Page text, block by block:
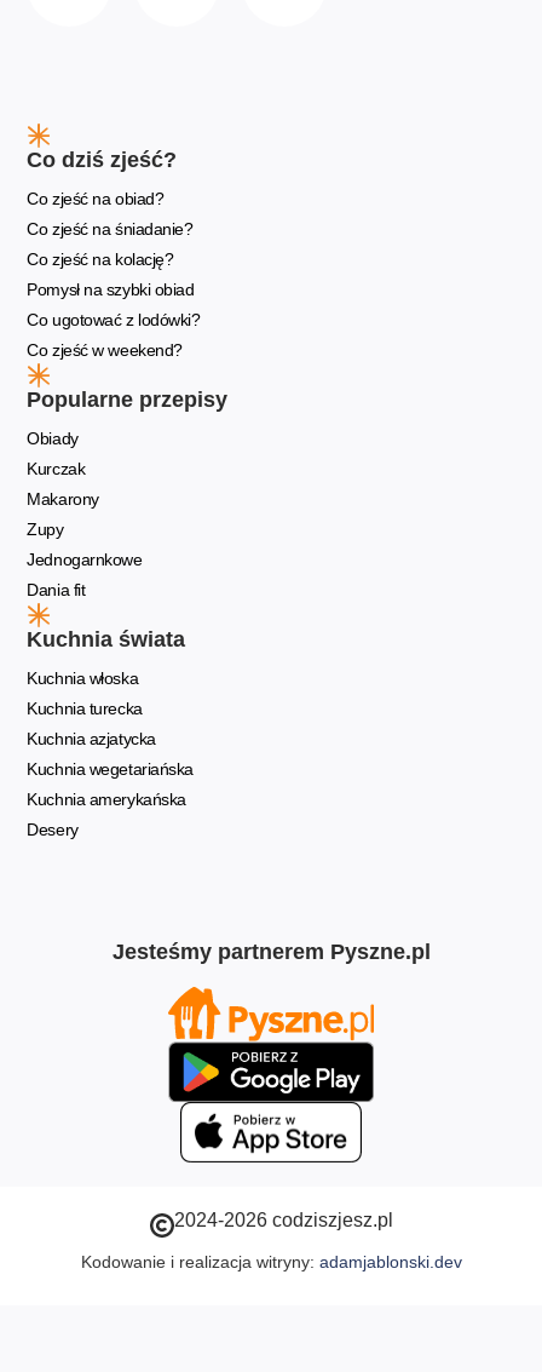
Co dziś zjeść?
Co zjeść na obiad?
Co zjeść na śniadanie?
Co zjeść na kolację?
Pomysł na szybki obiad
Co ugotować z lodówki?
Co zjeść w weekend?
Popularne przepisy
Obiady
Kurczak
Makarony
Zupy
Jednogarnkowe
Dania fit
Kuchnia świata
Kuchnia włoska
Kuchnia turecka
Kuchnia azjatycka
Kuchnia wegetariańska
Kuchnia amerykańska
Desery
Jesteśmy partnerem Pyszne.pl
2024-2026 codziszjesz.pl
Kodowanie i realizacja witryny: adamjablonski.dev